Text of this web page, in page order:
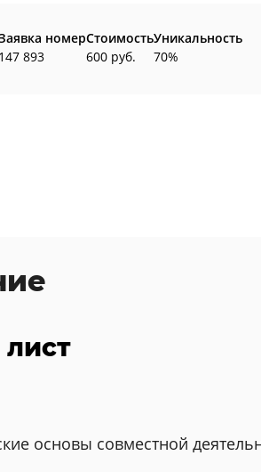
номер
147 893
Стоимость
600 руб.
Уникальность
70%
основы совместной